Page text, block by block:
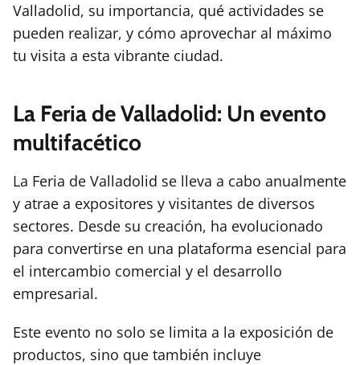
Valladolid, su importancia, qué actividades se
pueden realizar, y cómo aprovechar al máximo
tu visita a esta vibrante ciudad.
La Feria de Valladolid: Un evento
multifacético
La Feria de Valladolid se lleva a cabo anualmente
y atrae a expositores y visitantes de diversos
sectores. Desde su creación, ha evolucionado
para convertirse en una plataforma esencial para
el intercambio comercial y el desarrollo
empresarial.
Este evento no solo se limita a la exposición de
productos, sino que también incluye